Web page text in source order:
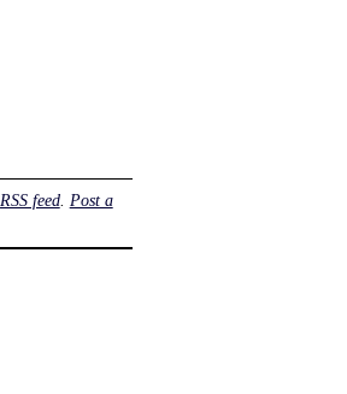
RSS feed. Post a